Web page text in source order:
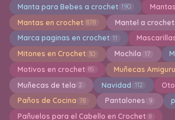
Manta para Bebes a crochet 190
Mantas en crochet 878 Mantel a crochet
Marca paginas en crochet 11
Mitones en Crochet 30 Mochila 17
Motivos en crochet 85 Muñecas
Muñecas de tela 2 Navidad 112
Paños de Cocina 78 Pantalones 9
Pañuelos para el Cabello en Crochet 8